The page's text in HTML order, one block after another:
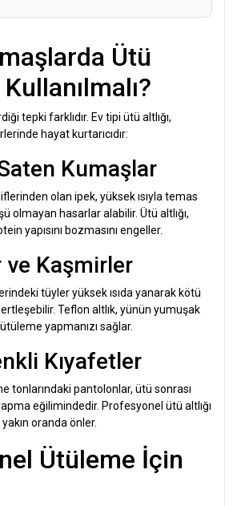
Ütü
Kullanılmalı?
tepki farklıdır. Ev tipi ütü altlığı,
hayat kurtarıcıdır:
Kumaşlar
olan ipek, yüksek ısıyla temas
olmayan hasarlar alabilir. Ütü altlığı,
yapısını bozmasını engeller.
ve Kaşmirler
tüyler yüksek ısıda yanarak kötü
Teflon altlık, yünün yumuşak
yapmanızı sağlar.
Kıyafetler
tonlarındaki pantolonlar, ütü sonrası
eğilimindedir. Profesyonel ütü altlığı
oranda önler.
Ütüleme İçin